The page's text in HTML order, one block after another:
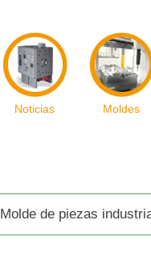
Noticias Moldes
Molde de piezas